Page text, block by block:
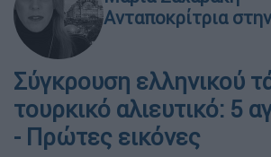
Ανταποκρίτρια
Σύγκρουση ελληνικού
τουρκικό αλιευτικό: 5
- Πρώτες εικόνες